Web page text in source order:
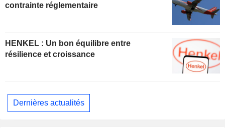
contrainte réglementaire
HENKEL : Un bon équilibre entre
résilience et croissance
Dernières actualités